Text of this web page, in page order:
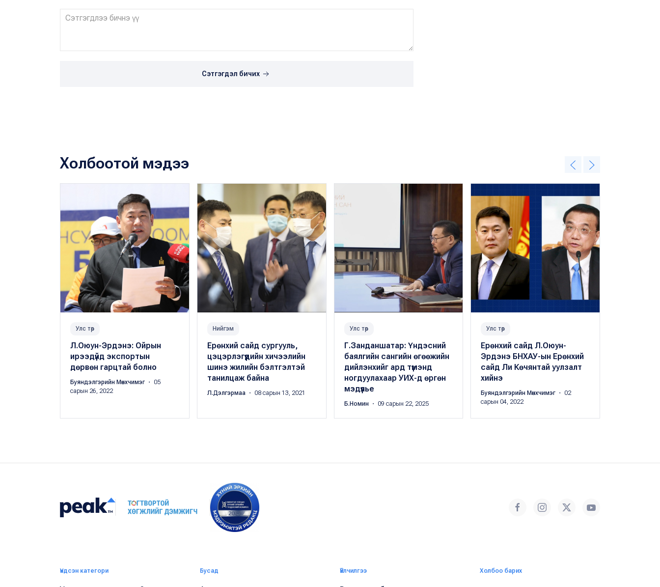
Сэтгэгдэл бичих
Холбоотой мэдээ
Улс төр
Л.Оюун-Эрдэнэ: Ойрын
ирээдүйд экспортын
дөрвөн гарцтай болно
Буяндэлгэрийн Мөнхчимэг ・ 05
сарын 26, 2022
Нийгэм
Ерөнхий сайд сургууль,
цэцэрлэгүүдийн хичээлийн
шинэ жилийн бэлтгэлтэй
танилцаж байна
Л.Дэлгэрмаа ・ 08 сарын 13, 2021
Улс төр
Г.Занданшатар: Үндэсний
баялгийн сангийн өгөөжийн
дийлэнхийг ард түмэнд
ногдуулахаар УИХ-д өргөн
мэдүүлье
Б.Номин ・ 09 сарын 22, 2025
Улс төр
Ерөнхий сайд Л.Оюун-
Эрдэнэ БНХАУ-ын Ерөнхий
сайд Ли Көчянтай уулзалт
хийнэ
Буяндэлгэрийн Мөнхчимэг ・ 02
сарын 04, 2022
Үндсэн категори Бусад Үйлчилгээ Холбоо барих